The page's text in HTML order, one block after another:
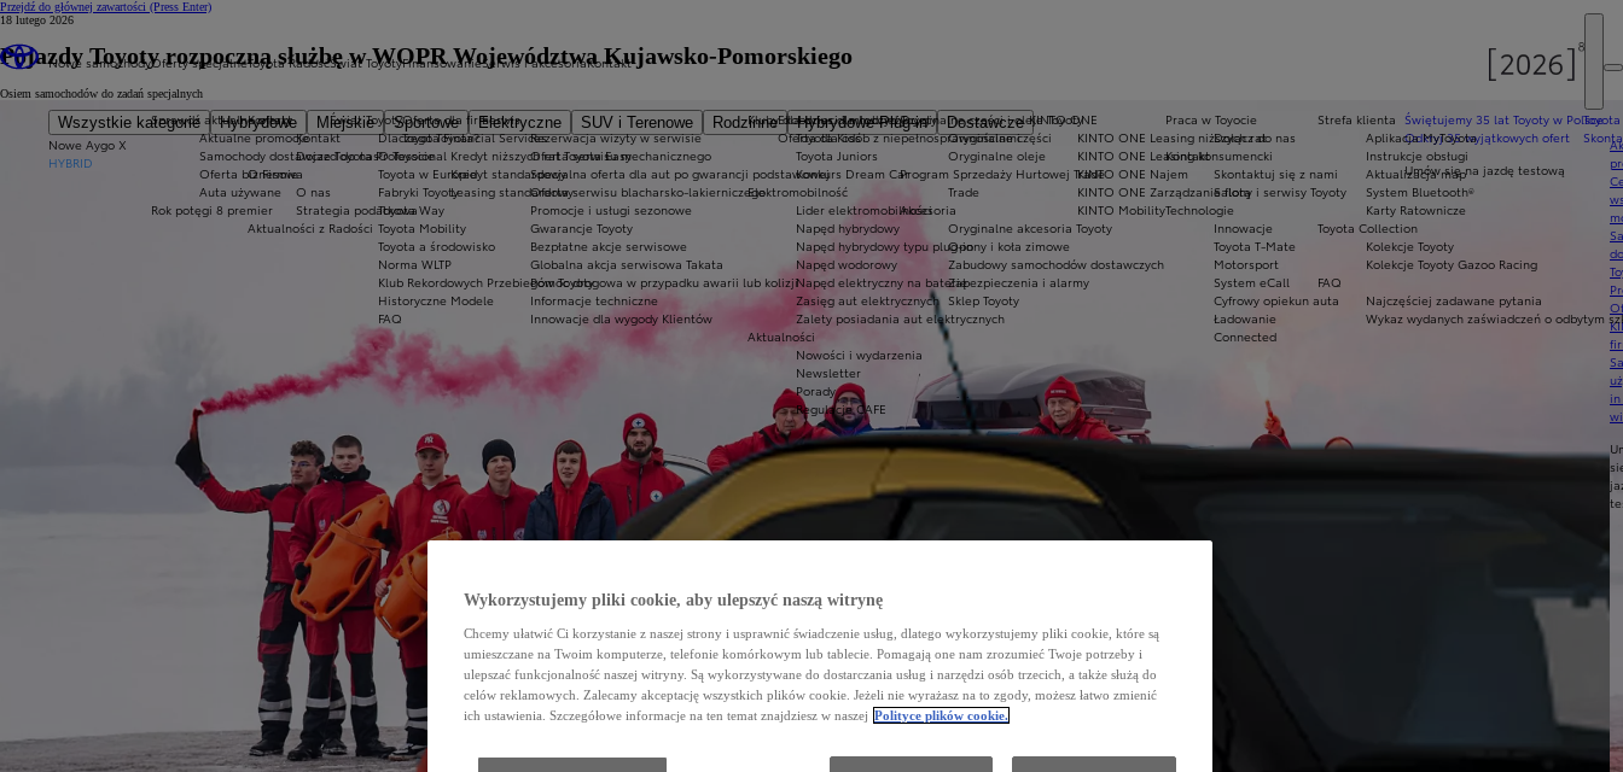
Przejdź do głównej zawartości (Press Enter)
Nowe samochody
Wszystkie kategorie Hybrydowe Miejskie Sportowe Elektryczne SUV i Terenowe Rodzinne Hybrydowe Plug-in
Dostawcze
Nowe Aygo X
HYBRID
Oferty specjalne
Sprawdź aktualne oferty
Aktualne promocje
Samochody dostawcze Toyota Professional
Oferta biznesowa
Auta używane
Rok potęgi 8 premier
Ekobonus dla hybryd Toyoty
Oferta dla osób z niepełnosprawnościami
Świętujemy 35 lat Toyoty w Polsce
Odkryj 35 wyjątkowych ofert
Umów się na jazdę testową
Toyota Radość
Kontakt
Kontakt
Dojazd do nas
O Firmie
O nas
Strategia podatkowa
Aktualności z Radości
Świat Toyoty
Świat Toyoty
Dlaczego Toyota?
O Toyocie
Toyota w Europie
Fabryki Toyoty
Toyota Way
Toyota Mobility
Toyota a środowisko
Norma WLTP
Klub Rekordowych Przebiegów Toyoty
Historyczne Modele
FAQ
Kluby dla dzieci i młodzieży
Toyota Kids
Toyota Juniors
Konkurs Dream Car
Elektromobilność
Lider elektromobilności
Napęd hybrydowy
Napęd hybrydowy typu plug-in
Napęd wodorowy
Napęd elektryczny na baterię
Zasięg aut elektrycznych
Zalety posiadania aut elektrycznych
Aktualności
Nowości i wydarzenia
Newsletter
Porady
Regulacje CAFE
Praca w Toyocie
Dołącz do nas
Kontakt
Skontaktuj się z nami
Salony i serwisy Toyoty
Technologie
Innowacje
Toyota T-Mate
Motorsport
System eCall
Cyfrowy opiekun auta
Ładowanie
Connected
Finansowanie
Oferta dla firm
Toyota Financial Services
Kredyt niższych rat Toyota Easy
Kredyt standardowy
Leasing standardowy
KINTO ONE
KINTO ONE Leasing niższych rat
KINTO ONE Leasing konsumencki
KINTO ONE Najem
KINTO ONE Zarządzanie flotą
KINTO Mobility
Serwis i akcesoria
Serwis
Rezerwacja wizyty w serwisie
Oferta serwisu mechanicznego
Specjalna oferta dla aut po gwarancji podstawowej
Oferta serwisu blacharsko-lakierniczego
Promocje i usługi sezonowe
Gwarancje Toyoty
Bezpłatne akcje serwisowe
Globalna akcja serwisowa Takata
Pomoc drogowa w przypadku awarii lub kolizji
Informacje techniczne
Innowacje dla wygody Klientów
Oryginalne części i oleje Toyoty
Oryginalne części
Oryginalne oleje
Program Sprzedaży Hurtowej Trade
Trade
Akcesoria
Oryginalne akcesoria Toyoty
Opony i koła zimowe
Zabudowy samochodów dostawczych
Zabezpieczenia i alarmy
Sklep Toyoty
Strefa klienta
Aplikacja MyToyota
Instrukcje obsługi
Aktualizacja map
System Bluetooth®
Karty Ratownicze
Toyota Collection
Kolekcje Toyoty
Kolekcje Toyoty Gazoo Racing
FAQ
Najczęściej zadawane pytania
Wykaz wydanych zaświadczeń o odbytym
Kontakt
18 lutego 2026
Pojazdy Toyoty rozpoczną służbę w WOPR Województwa Kujawsko-Pomorskiego
Osiem samochodów do zadań specjalnych
Wykorzystujemy pliki cookie, aby ulepszyć naszą witrynę
Chcemy ułatwić Ci korzystanie z naszej strony i usprawnić świadczenie usług, dlatego wykorzystujemy pliki cookie, które są
umieszczane na Twoim komputerze, telefonie komórkowym lub tablecie. Pomagają one nam zrozumieć Twoje potrzeby i
ulepszać funkcjonalność naszej witryny. Są wykorzystywane do dostarczania usług i narzędzi osób trzecich, a także służą do
celów reklamowych. Zalecamy akceptację wszystkich plików cookie. Jeżeli nie wyrażasz na to zgody, możesz łatwo zmienić
ich ustawienia. Szczegółowe informacje na ten temat znajdziesz w naszej Polityce plików cookie.